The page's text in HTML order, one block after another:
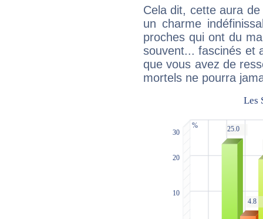
Cela dit, cette aura
un charme
proches qui ont du
souvent... fascinés et
que vous avez de
mortels ne pourra